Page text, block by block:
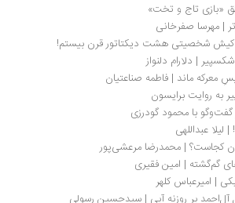
تاج و تخت»
صفرخانی
هشت دیکتاتور قرن بیستم!
دلارام دلنواز
ماند | فاطمه صناعتیان
برایسون
با محمود گودرزی
| محمدرضا مرعشی‌پور
| امین فقیری
کلهر
بر روزنه آبی | سیدحسین رسولی